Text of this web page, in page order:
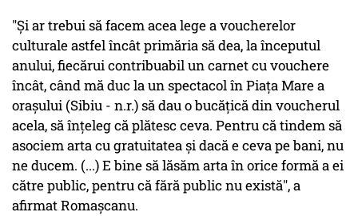
"Şi ar trebui să facem acea lege a voucherelor
culturale astfel încât primăria să dea, la începutul
anului, fiecărui contribuabil un carnet cu vouchere
încât, când mă duc la un spectacol în Piaţa Mare a
oraşului (Sibiu - n.r.) să dau o bucăţică din voucherul
acela, să înţeleg că plătesc ceva. Pentru că tindem să
asociem arta cu gratuitatea şi dacă e ceva pe bani, nu
ne ducem. (...) E bine să lăsăm arta în orice formă a ei
către public, pentru că fără public nu există", a
afirmat Romaşcanu.